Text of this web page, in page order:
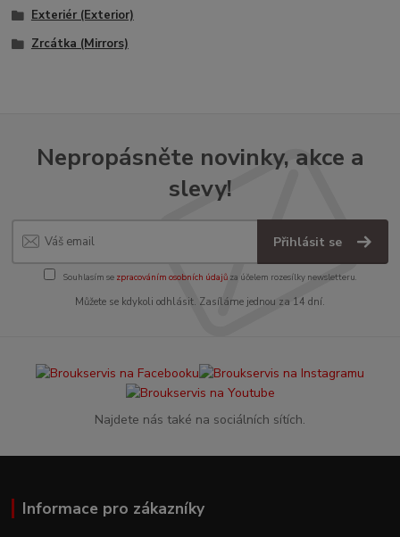
Exteriér (Exterior)
Zrcátka (Mirrors)
Nepropásněte novinky, akce a
slevy!
Přihlásit se
Souhlasím se zpracováním osobních údajůza účelem rozesílky newsletteru.
Můžete se kdykoli odhlásit. Zasíláme jednou za 14 dní.
Najdete nás také na sociálních sítích.
Informace pro zákazníky